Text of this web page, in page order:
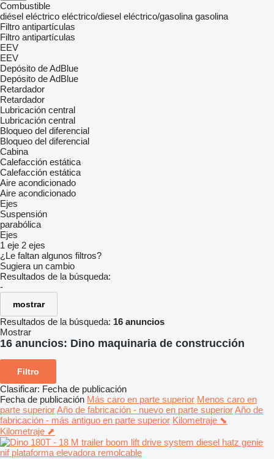
Combustible
diésel eléctrico eléctrico/diesel eléctrico/gasolina gasolina
Filtro antipartículas
Filtro antipartículas
EEV
EEV
Depósito de AdBlue
Depósito de AdBlue
Retardador
Retardador
Lubricación central
Lubricación central
Bloqueo del diferencial
Bloqueo del diferencial
Cabina
Calefacción estática
Calefacción estática
Aire acondicionado
Aire acondicionado
Ejes
Suspensión
parabólica
Ejes
1 eje 2 ejes
¿Le faltan algunos filtros?
Sugiera un cambio
Resultados de la búsqueda:
-
mostrar
Resultados de la búsqueda: 16 anuncios
Mostrar
16 anuncios: Dino maquinaria de construcción
Filtro
Clasificar: Fecha de publicación
Fecha de publicación Más caro en parte superior Menos caro en
parte superiorAño de fabricación - nuevo en parte superiorAño de
fabricación - más antiguo en parte superior Kilometraje ⬊
Kilometraje ⬈